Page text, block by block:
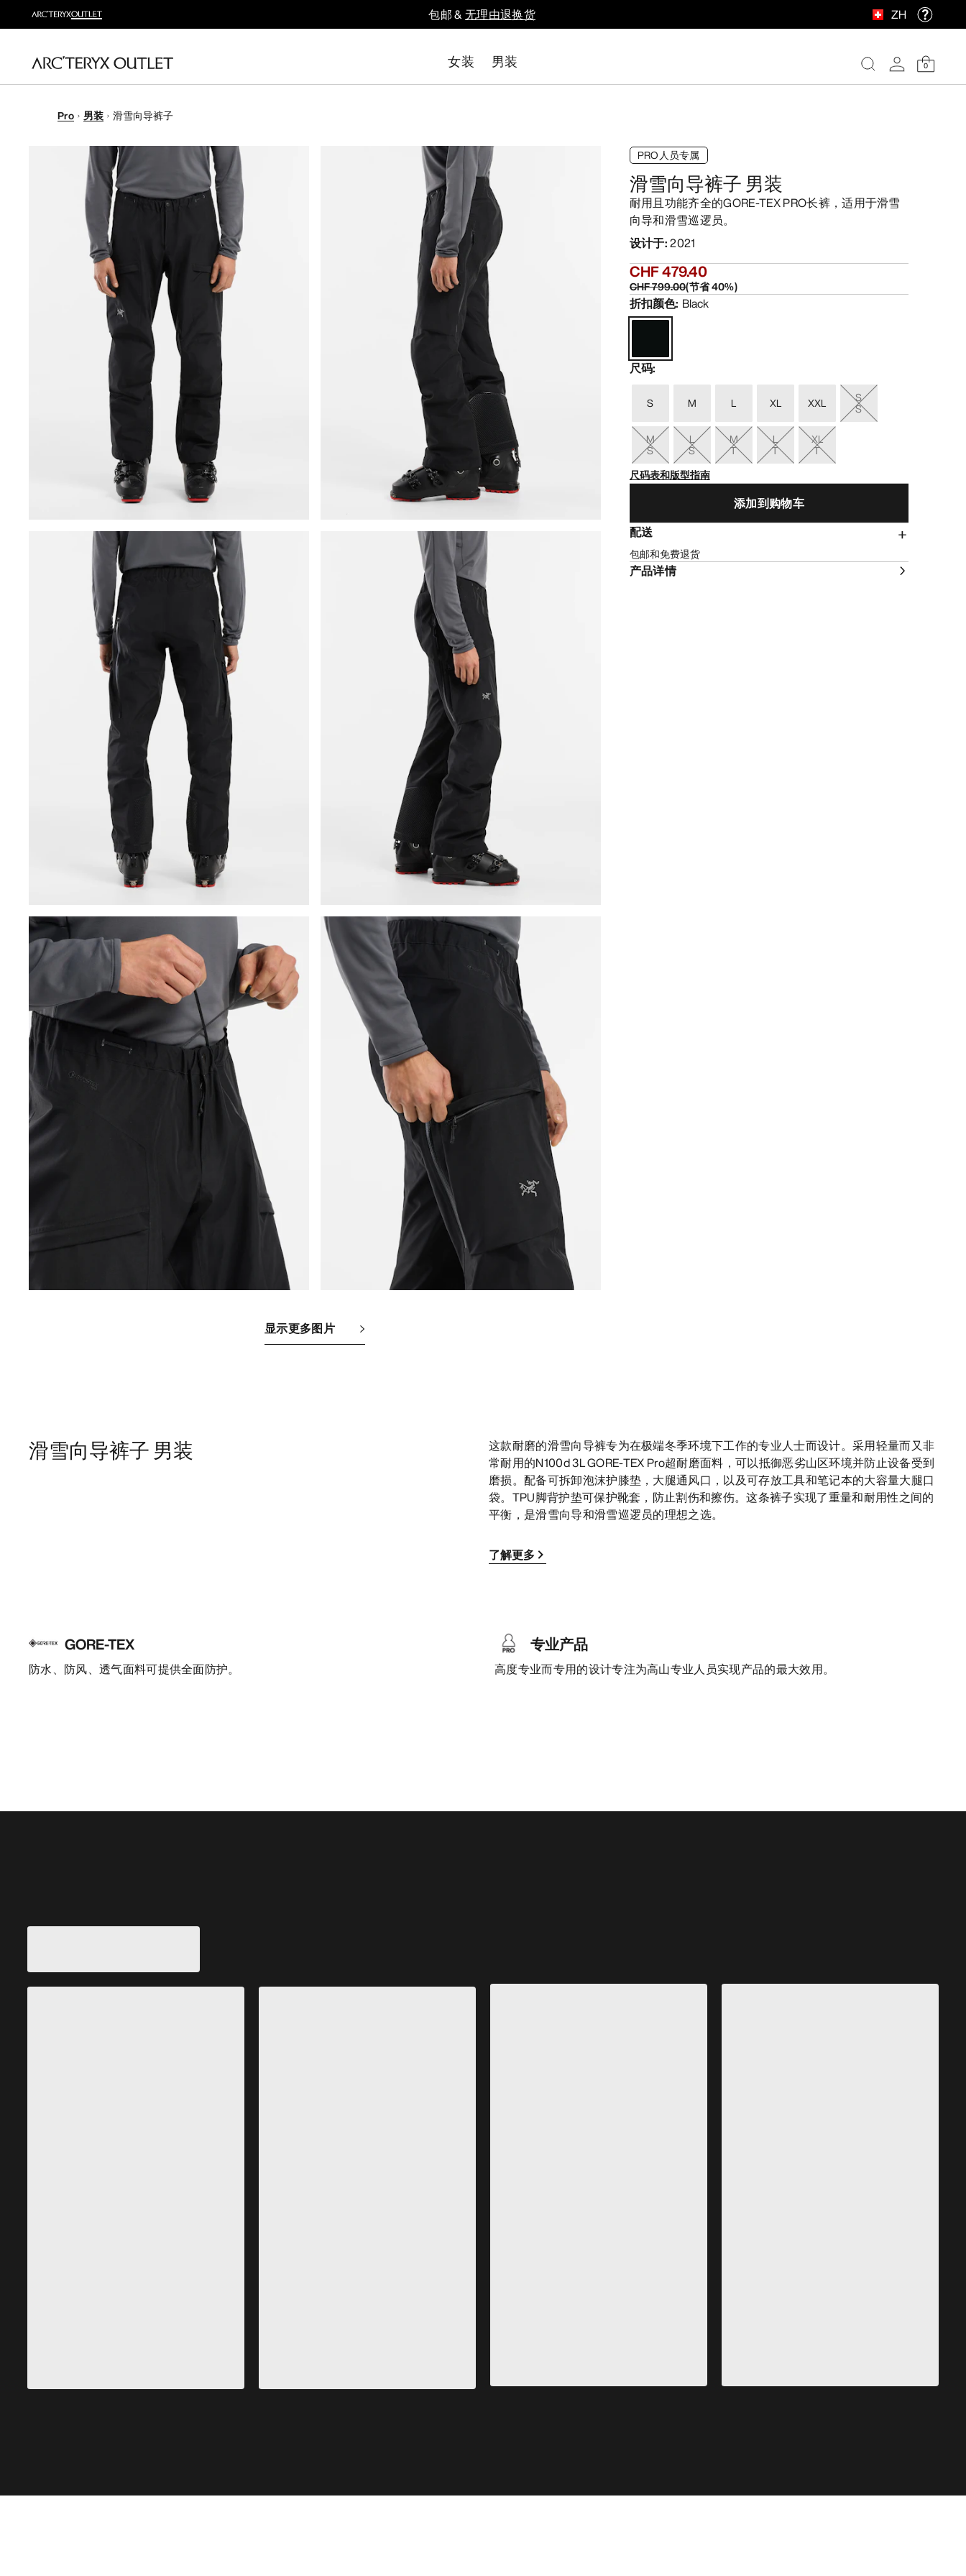
包邮 &无理由退换货 ZH
女装 男装 0
Pro 男装 滑雪向导裤子
显示更多图片
PRO人员专属
滑雪向导裤子 男装
耐用且功能齐全的GORE-TEX PRO长裤，适用于滑雪
向导和滑雪巡逻员。
设计于:2021
CHF 479.40
CHF 799.00(节省40%)
折扣颜色: Black
尺码:
S M L XL XXL S
S
M
S
L
S
M
T
L
T
XL
T
尺码表和版型指南
添加到购物车
配送
包邮和免费退货
产品详情
滑雪向导裤子 男装
这款耐磨的滑雪向导裤专为在极端冬季环境下工作的专业人士而设计。采用轻量而又非
常耐用的N100d 3L GORE-TEX Pro超耐磨面料，可以抵御恶劣山区环境并防止设备受到
磨损。配备可拆卸泡沫护膝垫，大腿通风口，以及可存放工具和笔记本的大容量大腿口
袋。TPU脚背护垫可保护靴套，防止割伤和擦伤。这条裤子实现了重量和耐用性之间的
平衡，是滑雪向导和滑雪巡逻员的理想之选。
了解更多
GORE-TEX
防水、防风、透气面料可提供全面防护。
专业产品
高度专业而专用的设计专注为高山专业人员实现产品的最大效用。